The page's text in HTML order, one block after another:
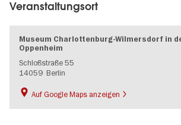
Veranstaltungsort
Museum Charlottenburg-Wilmersdorf in
Oppenheim
Schloßstraße 55
14059 Berlin
Auf Google Maps anzeigen